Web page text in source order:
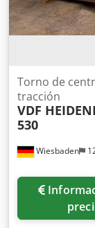
Wiesbaden
Torno de
tracción
VDF
530
Información de